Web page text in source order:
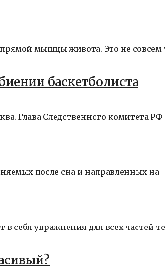
мышцы живота. Это не совсем
баскетболиста
Глава Следственного комитета РФ
после сна и направленных на
себя упражнения для всех частей